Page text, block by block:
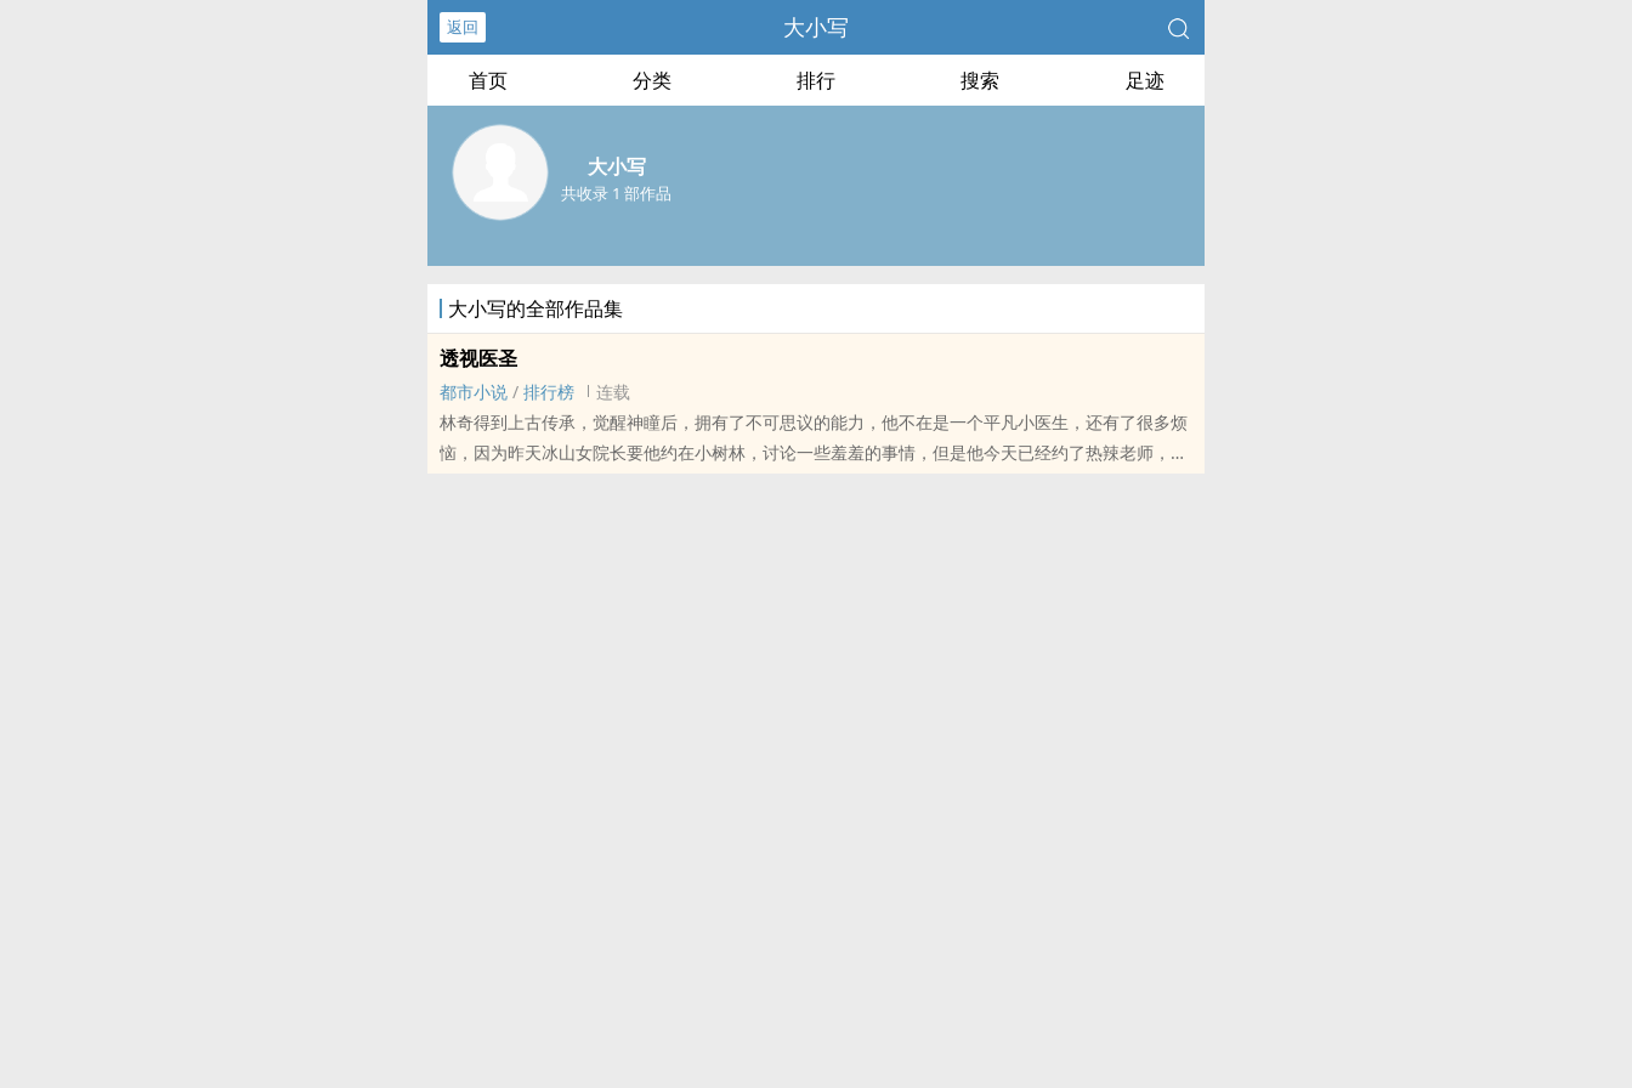
返回 大小写
首页 分类 排行 搜索 足迹
大小写
共收录 1 部作品
大小写的全部作品集
透视医圣
都市小说 / 排行榜
连载
林奇得到上古传承，觉醒神瞳后，拥有了不可思议的能力，他不在是一个平凡小医生，还有了很多烦
恼，因为昨天冰山女院长要他约在小树林，讨论一些羞羞的事情，但是他今天已经约了热辣老师，清